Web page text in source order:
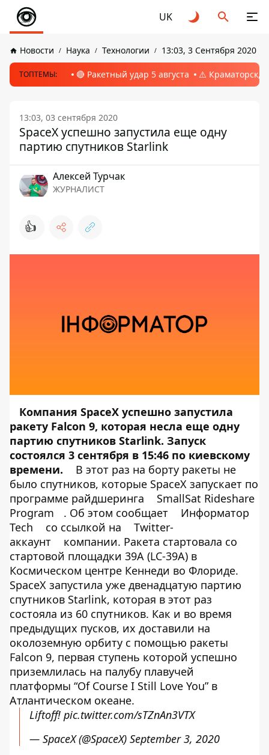
UK
Новости Наука Технологии 13:03, 3 Сентября 2020
ТОПТЕМЫ: 🔴 Ракетный удар 5 августа ⚠️ Краматорск,
13:03, 03 сентября 2020
SpaceX успешно запустила еще одну
партию спутников Starlink
Алексей Турчак
ЖУРНАЛИСТ
👍
Компания SpaceX успешно запустила
ракету Falcon 9, которая несла еще одну
партию спутников Starlink. Запуск
состоялся 3 сентября в 15:46 по киевскому
времени.
В этот раз на борту ракеты не
было спутников, которые SpaceX запускает по
программе райдшеринга
SmallSat Rideshare
Program
. Об этом сообщает
Информатор
Tech
со ссылкой на
Twitter-
аккаунт
компании. Ракета стартовала со
стартовой площадки 39A (LC-39A) в
Космическом центре Кеннеди во Флориде.
SpaceX запустила уже двенадцатую партию
спутников Starlink, которая в этот раз
состояла из 60 спутников. Как и во время
предыдущих пусков, их доставили на
околоземную орбиту с помощью ракеты
Falcon 9, первая ступень которой успешно
приземлилась на палубу плавучей
платформы “Of Course I Still Love You” в
Атлантическом океане.
Liftoff! pic.twitter.com/sTZnAn3VTX
— SpaceX (@SpaceX) September 3, 2020